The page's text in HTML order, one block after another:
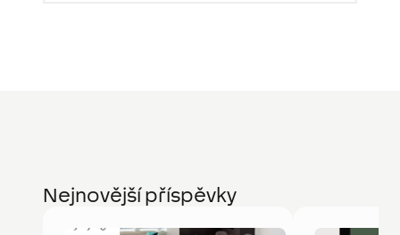
Nejnovější příspěvky